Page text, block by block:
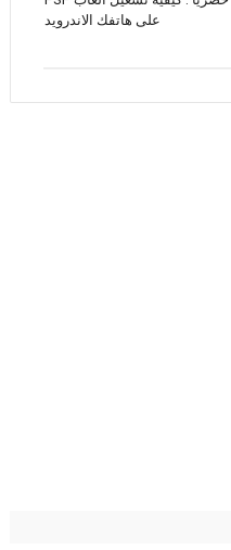
على هاتفك الاندرويد